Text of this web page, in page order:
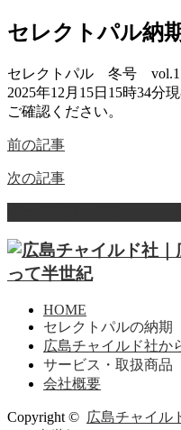
セレクトパル納
セレクトパル 冬号
2025年12月15日15時34分
ご確認ください。
前の記事
次の記事
HOME
セレクトパルの納期
広島チャイルド社か
サービス・取扱商品
会社概要
Copyright © 広島チャイル